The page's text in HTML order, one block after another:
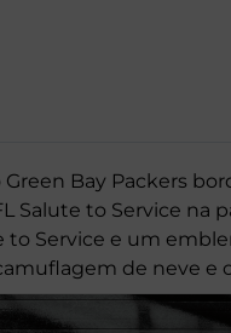
Bay Packers
Salute to Service na
Service e um
de neve e